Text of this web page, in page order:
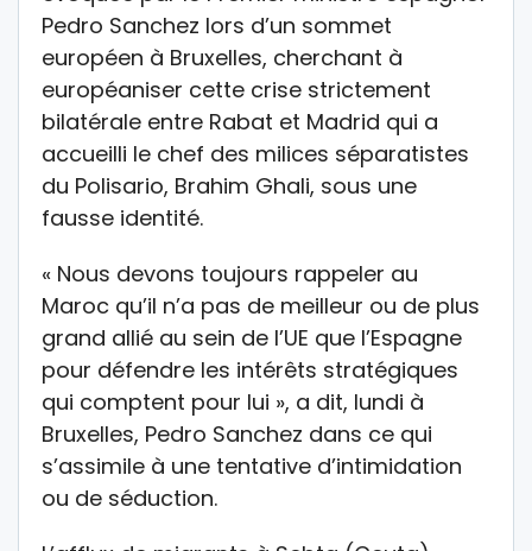
Pedro Sanchez lors d’un sommet
européen à Bruxelles, cherchant à
européaniser cette crise strictement
bilatérale entre Rabat et Madrid qui a
accueilli le chef des milices séparatistes
du Polisario, Brahim Ghali, sous une
fausse identité.
« Nous devons toujours rappeler au
Maroc qu’il n’a pas de meilleur ou de plus
grand allié au sein de l’UE que l’Espagne
pour défendre les intérêts stratégiques
qui comptent pour lui », a dit, lundi à
Bruxelles, Pedro Sanchez dans ce qui
s’assimile à une tentative d’intimidation
ou de séduction.